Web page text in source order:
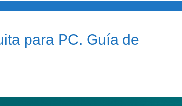
para PC. Guía de